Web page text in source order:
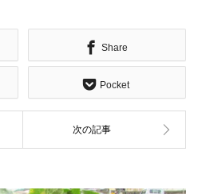
Share
Pocket